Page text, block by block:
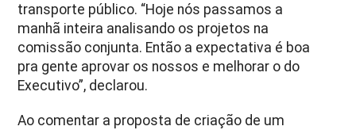
transporte público. “Hoje nós passamos a
manhã inteira analisando os projetos na
comissão conjunta. Então a expectativa é boa
pra gente aprovar os nossos e melhorar o do
Executivo”, declarou.
Ao comentar a proposta de criação de um